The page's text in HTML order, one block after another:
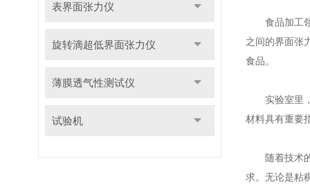
表界面张力仪
旋转滴超低界面张力仪
薄膜透气性测试仪
试验机
食品加工领
之间的界面张
食品。
实验室里，
材料具有重要
随着技术的
求。无论是粘